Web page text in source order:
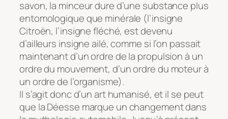
savon, la minceur dure d’une substance plus
entomologique que minérale (l’insigne
Citroën, l’insigne fléché, est devenu
d’ailleurs insigne ailé, comme si l’on passait
maintenant d’un ordre de la propulsion à un
ordre du mouvement, d’un ordre du moteur à
un ordre de l’organisme).
Il s’agit donc d’un art humanisé, et il se peut
que la Déesse marque un changement dans